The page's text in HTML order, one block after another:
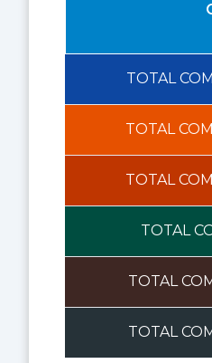
TOTAL
TOTAL
TOTAL
TOTAL
TOTAL
TOTAL